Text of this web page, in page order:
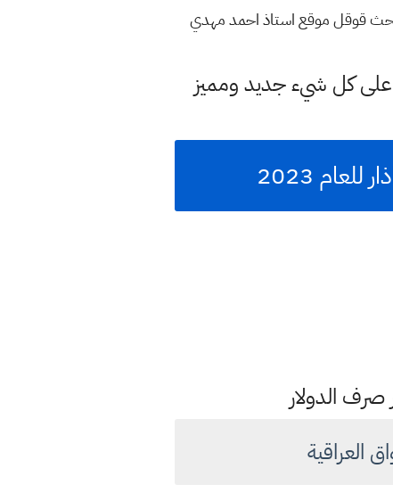
قوقل موقع استاذ احمد مهدي
كل شيء جديد ومميز
صرف الدولار